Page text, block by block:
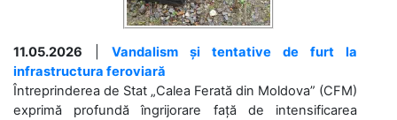
11.05.2026
Vandalism și tentative de furt la
infrastructura feroviară
Întreprinderea de Stat „Calea Ferată din Moldova” (CFM)
exprimă profundă îngrijorare față de intensificarea